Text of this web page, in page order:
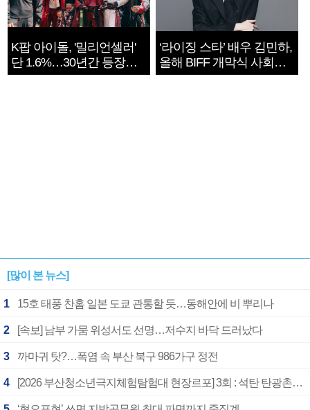
K팝 아이돌, '밀리언셀러'
단 1.6%…30년간 등장
1182개팀 전수조사
‘라이징 스타’ 배우 김민하,
올해 BIFF 개막식 사회자
확정
[많이 본 뉴스]
1 15호 태풍 찬홈 일본 도쿄 관통할 듯…동해안에 비 뿌리나
2 [속보] 남부 가뭄 위성서도 선명…저수지 바닥 드러났다
3 까마귀 탓?…폭염 속 부산 북구 986가구 정전
4 [2026 부산청소년극지체험탐험대 현장르포] 3회 : 석탄 탄광촌에서 북극 연구의 중심지로